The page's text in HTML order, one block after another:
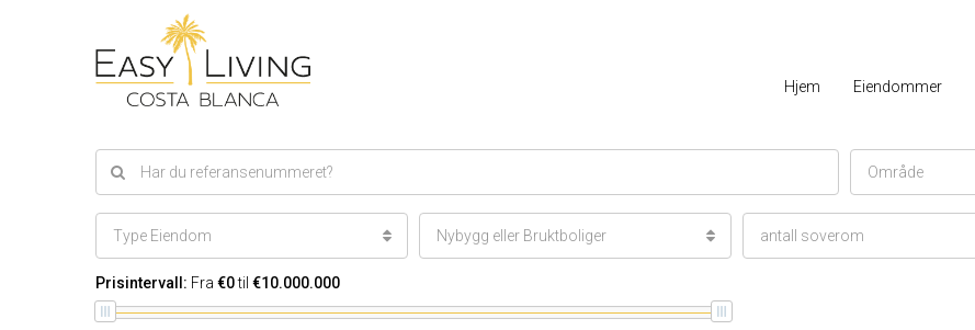
Hjem Eiendommer
Område
Type Eiendom Nybygg eller Bruktboliger antall soverom
Prisintervall: Fra €0til €10.000.000